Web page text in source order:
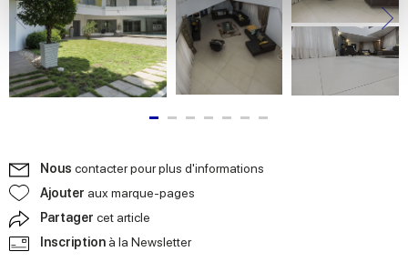
We use cookies to personalise content and ads, to
provide social media features and to analyse our traffic.
We also share information about your use of our site with
our social media, advertising and analytics partners who
Nous contacter pour plus d'informations
Ajouter aux marque-pages
Partager cet article
Inscription à la Newsletter